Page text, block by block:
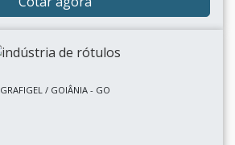
GRAFIGEL / GOIÂNIA - GO